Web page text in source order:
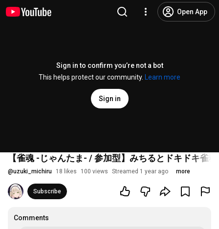
Open App
Sign in to confirm you’re not a bot
This helps protect our community.
Learn more
Sign in
【雀魂 -じゃんたま- / 参加型】みちるとドキドキ雀
@uzuki_michiru 18 likes 100 views Streamed 1 year ago more
Subscribe
Comments